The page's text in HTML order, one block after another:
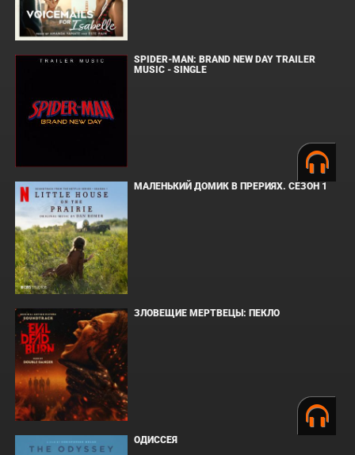
SPIDER-MAN: BRAND NEW DAY TRAILER
MUSIC - SINGLE
МАЛЕНЬКИЙ ДОМИК В ПРЕРИЯХ. СЕЗОН 1
ЗЛОВЕЩИЕ МЕРТВЕЦЫ: ПЕКЛО
ОДИССЕЯ